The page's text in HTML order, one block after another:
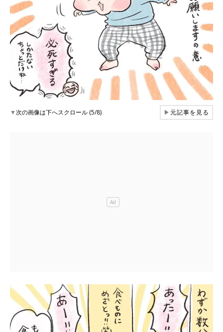
▼次の画像は下へスクロール (5/8) ▶元記事を見る